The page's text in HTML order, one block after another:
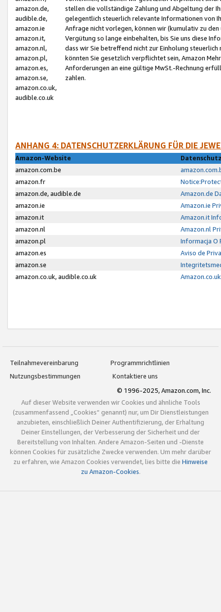
amazon.de,
audible.de,
amazon.ie
amazon.it,
amazon.nl,
amazon.pl,
amazon.es,
amazon.se,
amazon.co.uk,
audible.co.uk
stellen die vollständige Zahlung und Abgeltung der
gelegentlich steuerlich relevante Informationen von
Anfrage nicht vorlegen, können wir (kumulativ zu
Vergütung so lange einbehalten, bis Sie uns diese
dass wir Sie betreffend nicht zur Einholung
könnten Sie gesetzlich verpflichtet sein, Amazon
Anforderungen an eine gültige MwSt.-Rechnung
zahlen.
ANHANG 4: DATENSCHUTZERKLÄRUNG FÜR DIE
Amazon-Website
amazon.com.be
amazon.fr
amazon.de, audible.de
Amazon.de
amazon.ie
Amazon.ie
amazon.it
Amazon.it
amazon.nl
Amazon.nl
amazon.pl
Informacja O
amazon.es
Aviso de
amazon.se
amazon.co.uk, audible.co.uk
Teilnahmevereinbarung
Programmrichtlinien
Nutzungsbestimmungen
Kontaktiere uns
© 1996-2025, Amazon.com, Inc.
Auf dieser Website verwenden wir Cookies und ähnliche Tools
(zusammenfassend „Cookies“ genannt) nur, um Dir Dienstleistungen
anzubieten, einschließlich Deiner Authentifizierung, der Erhaltung
Deiner Einstellungen, der Verbesserung der Sicherheit und der
Bereitstellung von Inhalten. Andere Amazon-Seiten und -Dienste
können Cookies für zusätzliche Zwecke verwenden. Um mehr darüber
zu erfahren, wie Amazon Cookies verwendet, lies bitte die Hinweise
zu Amazon-Cookies.